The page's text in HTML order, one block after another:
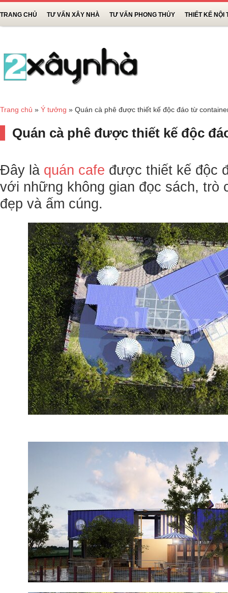
TRANG CHỦ TƯ VẤN XÂY NHÀ TƯ VẤN PHONG THỦY THIẾT KẾ NỘI
Trang chủ » Ý tưởng » Quán cà phê được thiết kế độc đáo từ
Quán cà phê được thiết kế độc
Đây là quán cafe được thiết kế độc
với những không gian đọc sách, trò
đẹp và ấm cúng.